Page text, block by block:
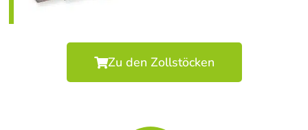
Zu den Zollstöcken